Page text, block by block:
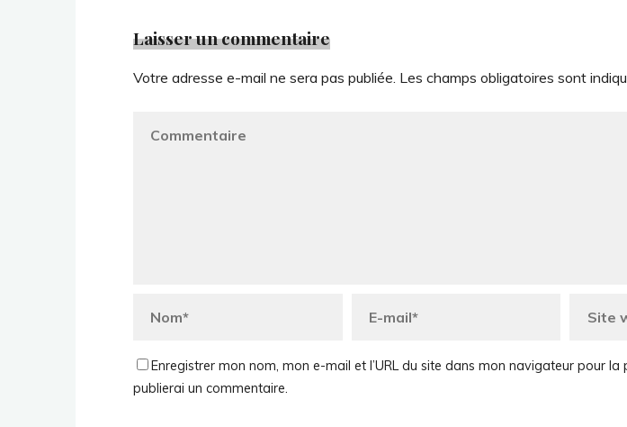
Laisser un commentaire
Votre adresse e-mail ne sera pas publiée. Les champs obligatoires sont
Enregistrer mon nom, mon e-mail et l’URL du site dans mon navigateur pour la
publierai un commentaire.